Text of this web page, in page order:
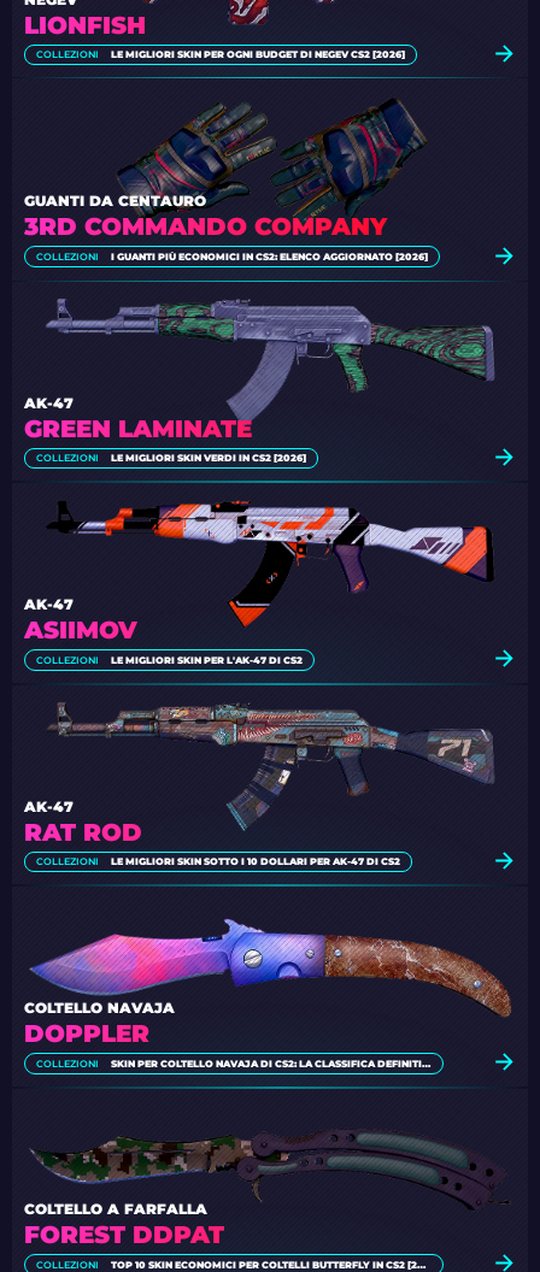
LIONFISH
COLLEZIONI LE MIGLIORI SKIN PER OGNI BUDGET DI NEGEV CS2 [2026]
3RD COMMANDO COMPANY
GUANTI DA CENTAURO
COLLEZIONI I GUANTI PIÙ ECONOMICI IN CS2: ELENCO AGGIORNATO [2026]
GREEN LAMINATE
AK-47
COLLEZIONI LE MIGLIORI SKIN VERDI IN CS2 [2026]
ASIIMOV
AK-47
COLLEZIONI LE MIGLIORI SKIN PER L'AK-47 DI CS2
RAT ROD
AK-47
COLLEZIONI LE MIGLIORI SKIN SOTTO I 10 DOLLARI PER AK-47 DI CS2
DOPPLER
COLTELLO NAVAJA
COLLEZIONI SKIN PER COLTELLO NAVAJA DI CS2: LA CLASSIFICA DEFINITIVA [2026]
FOREST DDPAT
COLTELLO A FARFALLA
COLLEZIONI TOP 10 SKIN ECONOMICI PER COLTELLI BUTTERFLY IN CS2 [2026]